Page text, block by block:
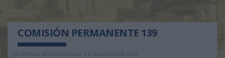
COMISIÓN PERMANENTE 139
Las Palmas de Gran Canaria, a 6 de octubre de 2022